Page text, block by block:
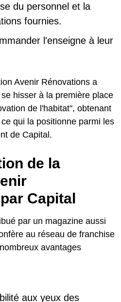
du personnel et la
fournies.
l'enseigne à leur
Avenir Rénovations a
hisser à la première place
de l'habitat", obtenant
qui la positionne parmi les
de Capital.
de la
Capital
par un magazine aussi
au réseau de franchise
avantages
aux yeux des